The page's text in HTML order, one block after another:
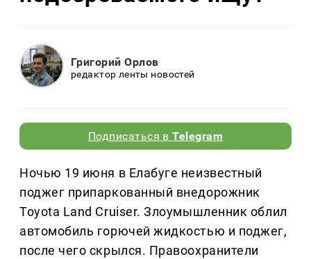
Григорий Орлов
редактор ленты новостей
Подписаться вTelegram
Ночью 19 июня в Елабуге неизвестный
поджег припаркованный внедорожник
Toyota Land Cruiser. Злоумышленник облил
автомобиль горючей жидкостью и поджег,
после чего скрылся. Правоохранители